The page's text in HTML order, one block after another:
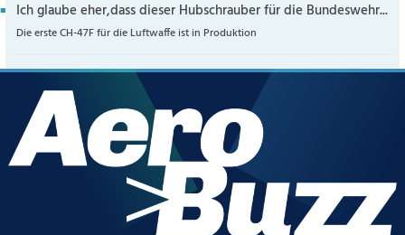
Ich glaube eher,dass dieser Hubschrauber für die Bundeswehr...
Die erste CH-47F für die Luftwaffe ist in Produktion